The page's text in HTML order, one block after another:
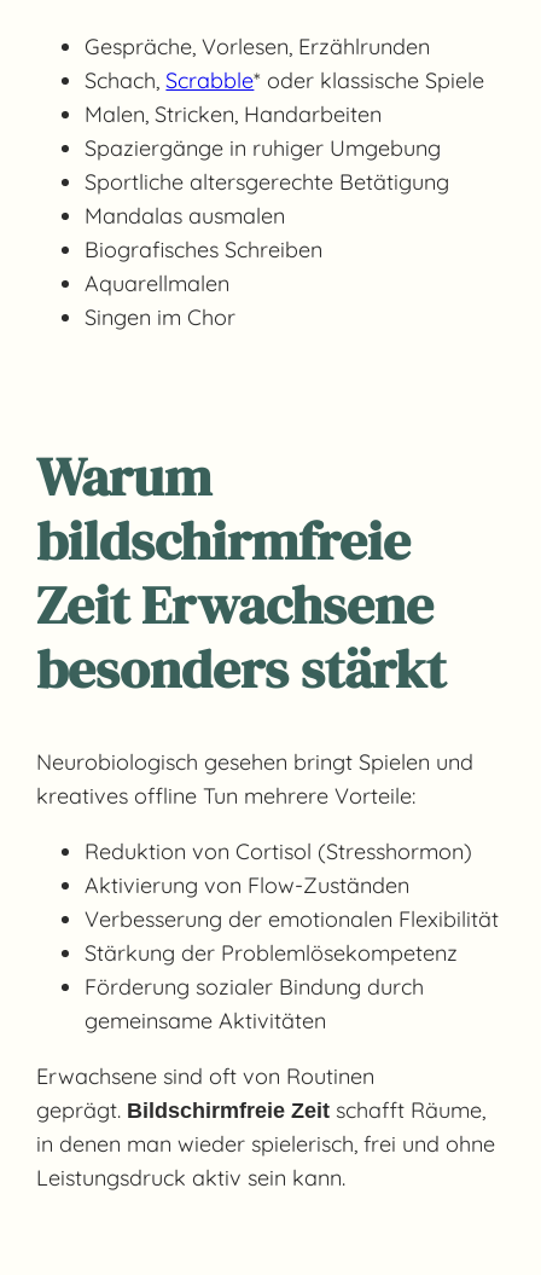
Gespräche, Vorlesen, Erzählrunden
Schach,Scrabble* oder klassische Spiele
Malen, Stricken, Handarbeiten
Spaziergänge in ruhiger Umgebung
Sportliche altersgerechte Betätigung
Mandalas ausmalen
Biografisches Schreiben
Aquarellmalen
Singen im Chor
Warum
bildschirmfreie
Zeit Erwachsene
besonders stärkt
Neurobiologisch gesehen bringt Spielen und
kreatives offline Tun mehrere Vorteile:
Reduktion von Cortisol (Stresshormon)
Aktivierung von Flow-Zuständen
Verbesserung der emotionalen Flexibilität
Stärkung der Problemlösekompetenz
Förderung sozialer Bindung durch
gemeinsame Aktivitäten
Erwachsene sind oft von Routinen
geprägt. Bildschirmfreie Zeit schafft Räume,
in denen man wieder spielerisch, frei und ohne
Leistungsdruck aktiv sein kann.